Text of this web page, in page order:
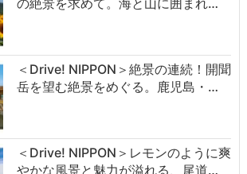
の絶景を求めて。海と山に囲まれ…
＜Drive! NIPPON＞絶景の連続！開聞
岳を望む絶景をめぐる。鹿児島・…
＜Drive! NIPPON＞レモンのように爽
やかな風景と魅力が溢れる、尾道…